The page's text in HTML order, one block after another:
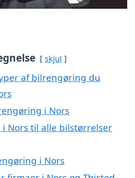
skjul
af bilrengøring du
i Nors
Nors til alle bilstørrelser
i Nors